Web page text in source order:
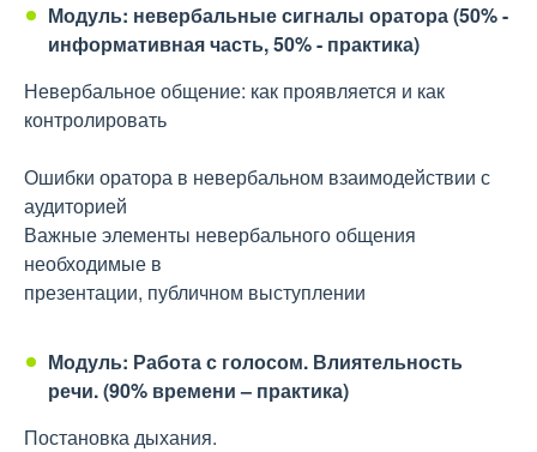
Модуль: невербальные сигналы оратора (50% -
информативная часть, 50% - практика)
Невербальное общение: как проявляется и как
контролировать
Ошибки оратора в невербальном взаимодействии с
аудиторией
Важные элементы невербального общения
необходимые в
презентации, публичном выступлении
Модуль: Работа с голосом. Влиятельность
речи. (90% времени – практика)
Постановка дыхания.